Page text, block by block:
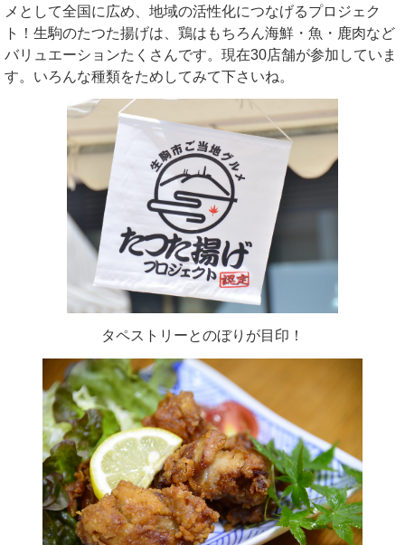
メとして全国に広め、地域の活性化につなげるプロジェク
ト！生駒のたつた揚げは、鶏はもちろん海鮮・魚・鹿肉など
バリュエーションたくさんです。現在30店舗が参加していま
す。いろんな種類をためしてみて下さいね。
タペストリーとのぼりが目印！